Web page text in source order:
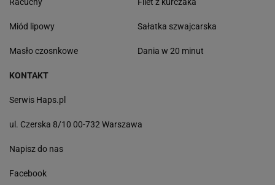
Miód lipowy
Masło czosnkowe
Sałatka szwajcarska
Dania w 20 minut
KONTAKT
Serwis Haps.pl
ul. Czerska 8/10 00-732 Warszawa
Napisz do nas
Facebook